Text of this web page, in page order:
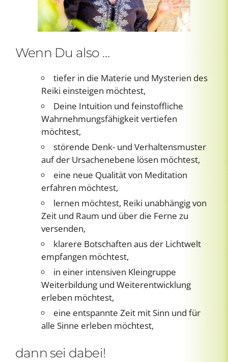
Wenn Du also …
tiefer in die Materie und Mysterien des
Reiki einsteigen möchtest,
Deine Intuition und feinstoffliche
Wahrnehmungsfähigkeit vertiefen
möchtest,
störende Denk- und Verhaltensmuster
auf der Ursachenebene lösen möchtest,
eine neue Qualität von Meditation
erfahren möchtest,
lernen möchtest, Reiki unabhängig von
Zeit und Raum und über die Ferne zu
versenden,
klarere Botschaften aus der Lichtwelt
empfangen möchtest,
in einer intensiven Kleingruppe
Weiterbildung und Weiterentwicklung
erleben möchtest,
eine entspannte Zeit mit Sinn und für
alle Sinne erleben möchtest,
dann sei dabei!